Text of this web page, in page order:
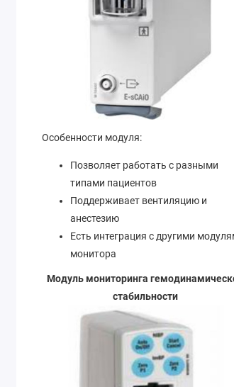
Особенности модуля:
Позволяет работать с разными
типами пациентов
Поддерживает вентиляцию и
анестезию
Есть интеграция с другими
монитора
Модуль мониторинга
стабильности